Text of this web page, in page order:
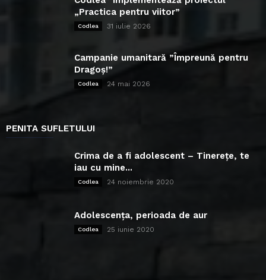
„Practica pentru viitor”
Codlea 31 iulie 2026
Campanie umanitară ”Împreună pentru
Dragoș!”
Codlea 24 mai 2026
PENITA SUFLETULUI
Crima de a fi adolescent – Tinerețe, te
iau cu mine...
Codlea 24 noiembrie 2020
Adolescența, perioada de aur
Codlea 25 iunie 2020